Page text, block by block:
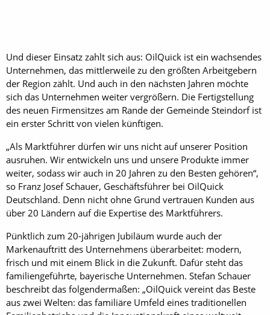
Und dieser Einsatz zahlt sich aus: OilQuick ist ein wachsendes
Unternehmen, das mittlerweile zu den größten Arbeitgebern
der Region zählt. Und auch in den nächsten Jahren möchte
sich das Unternehmen weiter vergrößern. Die Fertigstellung
des neuen Firmensitzes am Rande der Gemeinde Steindorf ist
ein erster Schritt von vielen künftigen.
„Als Marktführer dürfen wir uns nicht auf unserer Position
ausruhen. Wir entwickeln uns und unsere Produkte immer
weiter, sodass wir auch in 20 Jahren zu den Besten gehören“,
so Franz Josef Schauer, Geschäftsführer bei OilQuick
Deutschland. Denn nicht ohne Grund vertrauen Kunden aus
über 20 Ländern auf die Expertise des Marktführers.
Pünktlich zum 20-jährigen Jubiläum wurde auch der
Markenauftritt des Unternehmens überarbeitet: modern,
frisch und mit einem Blick in die Zukunft. Dafür steht das
familiengeführte, bayerische Unternehmen. Stefan Schauer
beschreibt das folgendermaßen: „OilQuick vereint das Beste
aus zwei Welten: das familiäre Umfeld eines traditionellen